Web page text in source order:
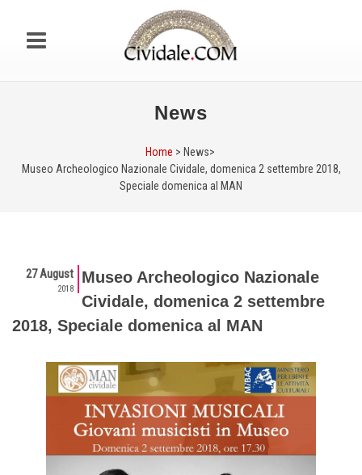
News
Home > News>
Museo Archeologico Nazionale Cividale, domenica 2 settembre 2018,
Speciale domenica al MAN
27 August
2018
Museo Archeologico Nazionale
Cividale, domenica 2 settembre
2018, Speciale domenica al MAN